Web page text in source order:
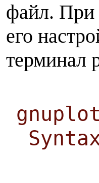
файл. При
его
терминал
set